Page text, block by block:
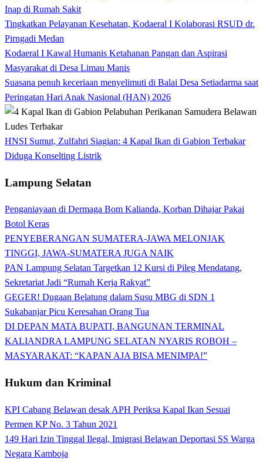
Inap di Rumah Sakit
Tingkatkan Pelayanan Kesehatan, Kodaeral I Kolaborasi RSUD dr.
Pirngadi Medan‎
Kodaeral I Kawal Humanis Ketahanan Pangan dan Aspirasi
Masyarakat di Desa Limau Manis
Suasana penuh keceriaan menyelimuti di Balai Desa Setiadarma saat
Peringatan Hari Anak Nasional (HAN) 2026
HNSI Sumut, Zulfahri Siagian: 4 Kapal Ikan di Gabion Terbakar
Diduga Konselting Listrik
Lampung Selatan
Penganiayaan di Dermaga Bom Kalianda, Korban Dihajar Pakai
Botol Keras
PENYEBERANGAN SUMATERA-JAWA MELONJAK
TINGGI, JAWA-SUMATERA JUGA NAIK
PAN Lampung Selatan Targetkan 12 Kursi di Pileg Mendatang,
Sekretariat Jadi “Rumah Kerja Rakyat”
GEGER! Dugaan Belatung dalam Susu MBG di SDN 1
Sukabanjar Picu Keresahan Orang Tua
DI DEPAN MATA BUPATI, BANGUNAN TERMINAL
KALIANDRA LAMPUNG SELATAN NYARIS ROBOH –
MASYARAKAT: “KAPAN AJA BISA MENIMPA!”
Hukum dan Kriminal
KPI Cabang Belawan desak APH Periksa Kapal Ikan Sesuai
Permen KP No. 3 Tahun 2021
149 Hari Izin Tinggal Ilegal, Imigrasi Belawan Deportasi SS Warga
Negara Kamboja